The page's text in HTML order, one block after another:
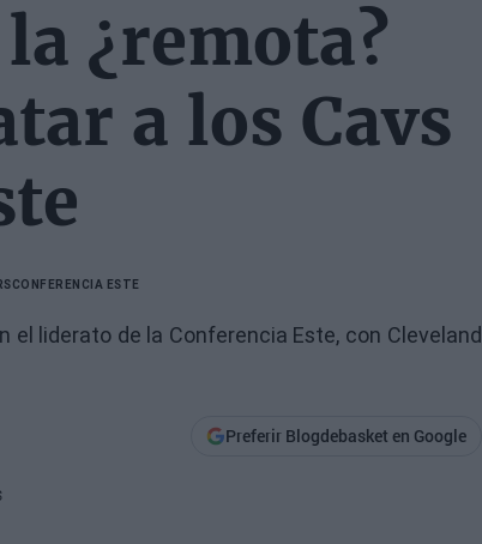
¿remota?
a los Cavs
CONFERENCIA ESTE
liderato de la Conferencia Este, con Cleveland
Preferir Blogdebasket en Google